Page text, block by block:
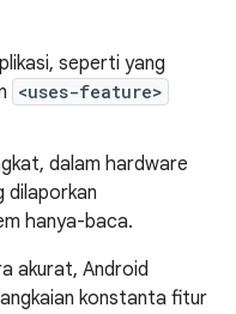
seperti yang
<uses-feature>
dalam hardware
dilaporkan
hanya-baca.
akurat, Android
konstanta fitur